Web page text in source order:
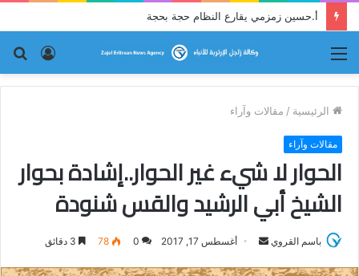
أ.حسين زمزمي يقارع النظام حجة بحجة
تسجيل
الدخول
الرئيسية / مقالات وآراء
مقالات وآراء
الحوار لا شيء غير الحوار..إشادة بحوار
الشيخ أبي الرشيد والقس شنودة
باسم القروي أغسطس 17, 2017 0
78